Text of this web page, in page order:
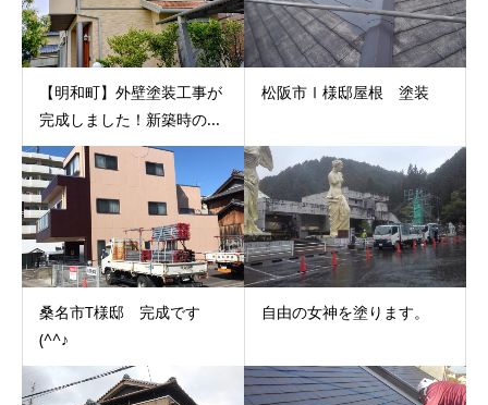
【明和町】外壁塗装工事が
完成しました！新築時の...
松阪市Ⅰ様邸屋根 塗装
桑名市T様邸 完成です
(^^♪
自由の女神を塗ります。